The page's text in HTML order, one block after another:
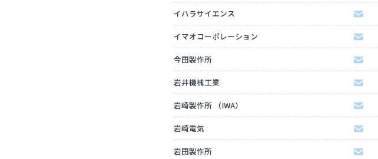
イハラサイエンス
イマオコーポレーション
今田製作所
岩井機械工業
岩崎製作所 （IWA）
岩崎電気
岩田製作所